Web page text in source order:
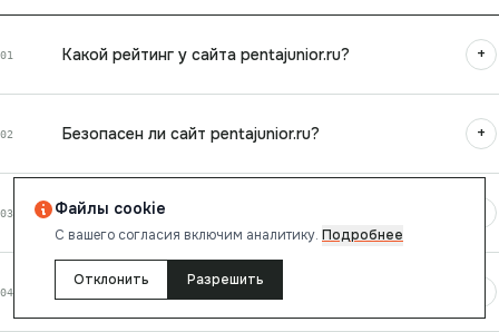
01 Какой рейтинг у сайта pentajunior.ru? +
02 Безопасен ли сайт pentajunior.ru? +
03 Насколько быстро загружается pentajunior.ru?
04
Оптимизирован ли pentajunior.ru для поисковых
систем?
Файлы cookie
С вашего согласия включим аналитику. Подробнее
Отклонить Разрешить